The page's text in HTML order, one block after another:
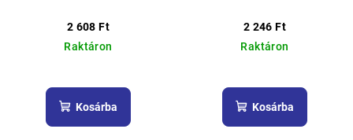
2 608 Ft
Raktáron
Kosárba
2 246 Ft
Raktáron
termék
átlagos
értékelése
Kosárba